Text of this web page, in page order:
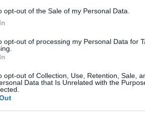
opt-out of the Sale of my Personal Data.
opt-out of processing my Personal Data for
opt-out of Collection, Use, Retention, Sale,
Data that Is Unrelated with the